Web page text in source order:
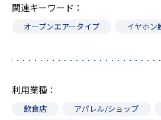
関連キーワード
オープンエアータイプ イヤホン
利用業種
飲食店 アパレル/ショップ